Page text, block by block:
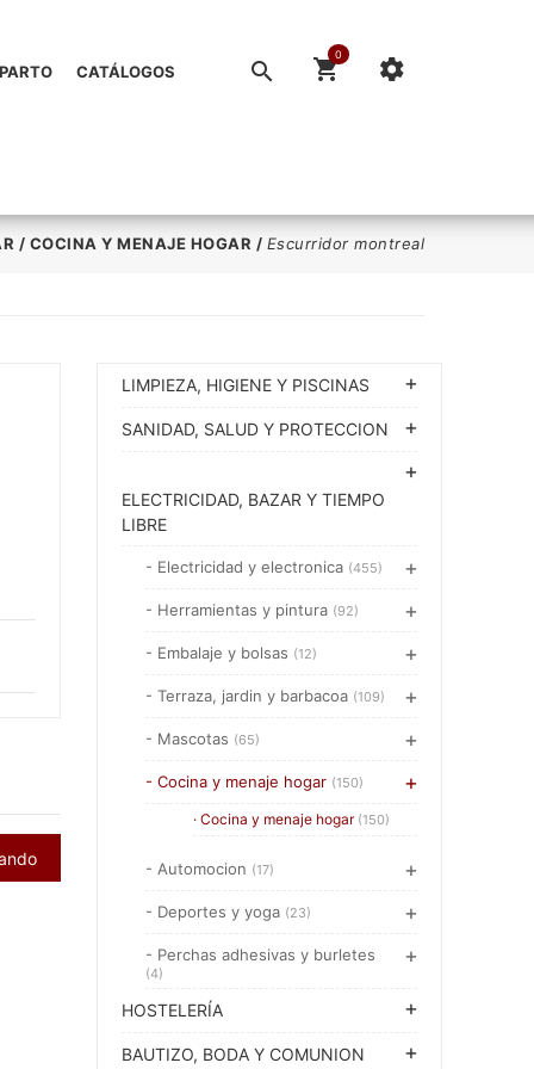
0
CATÁLOGOS
/ COCINA Y MENAJE HOGAR / Escurridor montreal
LIMPIEZA, HIGIENE Y PISCINAS
SANIDAD, SALUD Y PROTECCION
ELECTRICIDAD, BAZAR Y TIEMPO
LIBRE
- Electricidad y electronica (455)
- Herramientas y pintura (92)
- Embalaje y bolsas (12)
- Terraza, jardin y barbacoa (109)
- Mascotas (65)
- Cocina y menaje hogar (150)
· Cocina y menaje hogar (150)
- Automocion (17)
- Deportes y yoga (23)
- Perchas adhesivas y burletes
(4)
HOSTELERÍA
BAUTIZO, BODA Y COMUNION